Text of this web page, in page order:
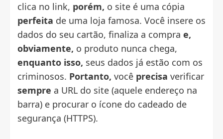
clica no link, porém, o site é uma cópia
perfeita de uma loja famosa. Você insere os
dados do seu cartão, finaliza a compra e,
obviamente, o produto nunca chega,
enquanto isso, seus dados já estão com os
criminosos. Portanto, você precisa verificar
sempre a URL do site (aquele endereço na
barra) e procurar o ícone do cadeado de
segurança (HTTPS).